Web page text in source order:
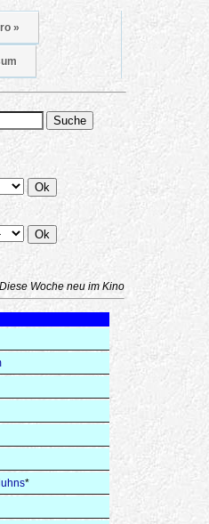
»
Diese Woche neu im Kino
*